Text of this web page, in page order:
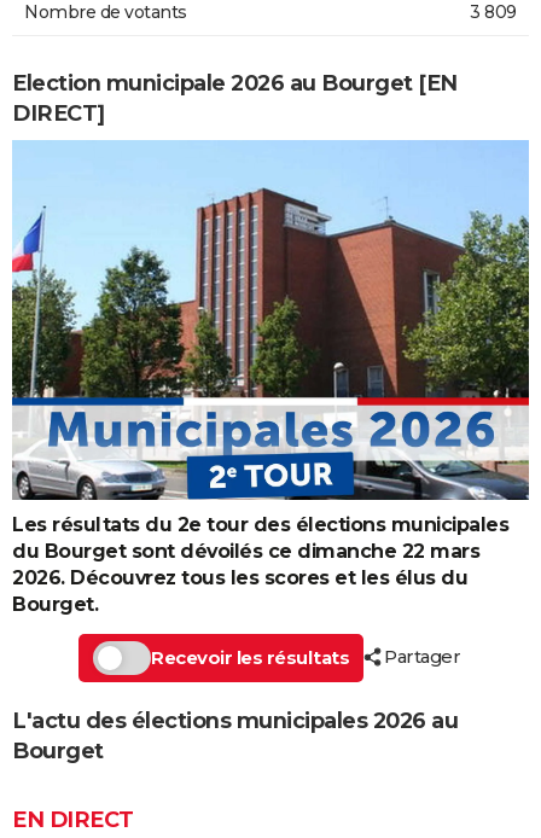
Nombre de votants 3 809
Election municipale 2026 au Bourget [EN
DIRECT]
Les résultats du 2e tour des élections municipales
du Bourget sont dévoilés ce dimanche 22 mars
2026. Découvrez tous les scores et les élus du
Bourget.
Recevoir les résultats Partager
L'actu des élections municipales 2026 au
Bourget
EN DIRECT